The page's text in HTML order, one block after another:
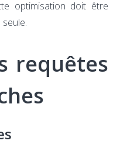
optimisation doit être
requêtes